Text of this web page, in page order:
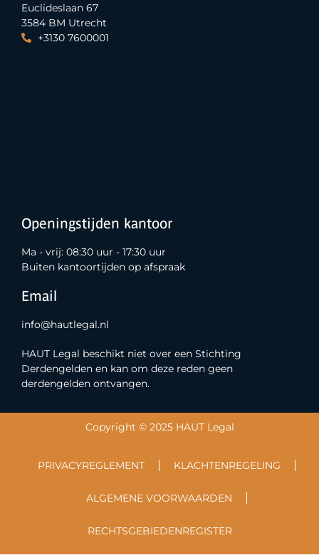
Euclideslaan 67
3584 BM Utrecht
+3130 7600001
Openingstijden kantoor
Ma - vrij: 08:30 uur - 17:30 uur
Buiten kantoortijden op afspraak
Email
info@hautlegal.nl
HAUT Legal beschikt niet over een Stichting
Derdengelden en kan om deze reden geen
derdengelden ontvangen.
Copyright © 2025 HAUT Legal
PRIVACYREGLEMENT KLACHTENREGELING
ALGEMENE VOORWAARDEN
RECHTSGEBIEDENREGISTER